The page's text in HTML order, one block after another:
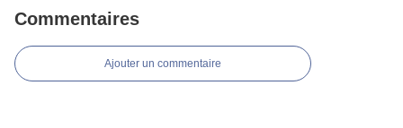
Commentaires
Ajouter un commentaire